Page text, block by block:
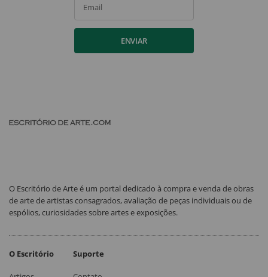
Email
ENVIAR
O Escritório de Arte é um portal dedicado à compra e venda de obras
de arte de artistas consagrados, avaliação de peças individuais ou de
espólios, curiosidades sobre artes e exposições.
O Escritório Suporte